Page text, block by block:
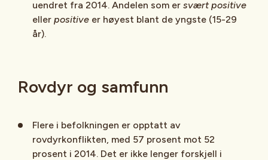
uendret fra 2014. Andelen som er svært positive
eller positive er høyest blant de yngste (15-29
år).
Rovdyr og samfunn
Flere i befolkningen er opptatt av
rovdyrkonflikten, med 57 prosent mot 52
prosent i 2014. Det er ikke lenger forskjell i